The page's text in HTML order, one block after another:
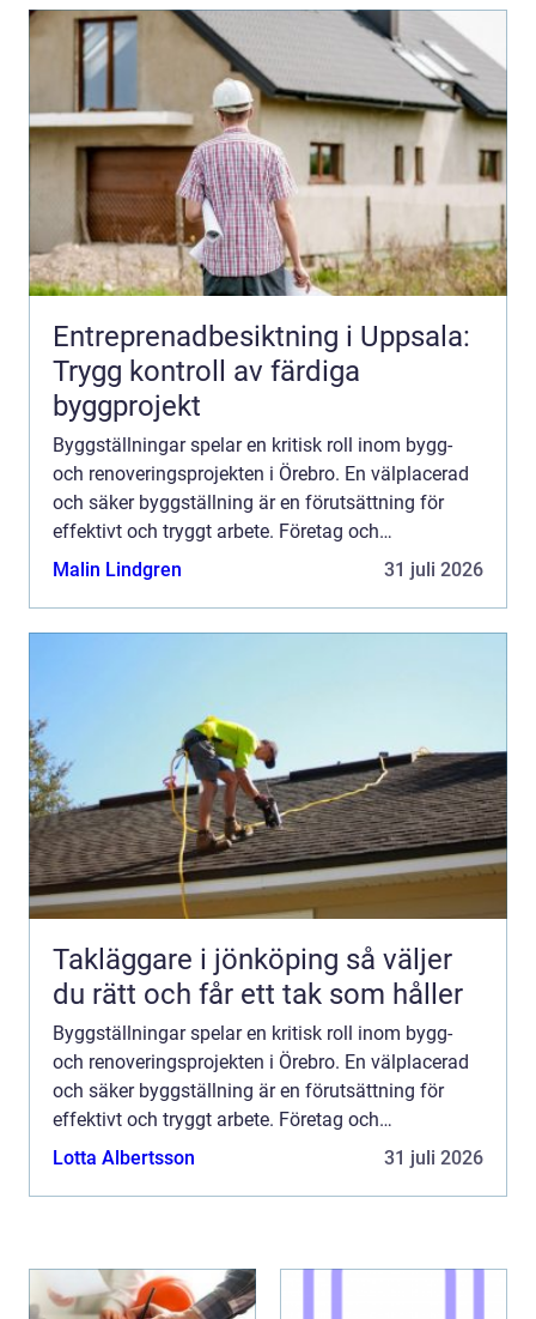
Entreprenadbesiktning i Uppsala:
Trygg kontroll av färdiga
byggprojekt
Byggställningar spelar en kritisk roll inom bygg-
och renoveringsprojekten i Örebro. En välplacerad
och säker byggställning är en förutsättning för
effektivt och tryggt arbete. Företag och
privatperso...
Malin Lindgren 31 juli 2026
Takläggare i jönköping så väljer
du rätt och får ett tak som håller
Byggställningar spelar en kritisk roll inom bygg-
och renoveringsprojekten i Örebro. En välplacerad
och säker byggställning är en förutsättning för
effektivt och tryggt arbete. Företag och
privatperso...
Lotta Albertsson 31 juli 2026